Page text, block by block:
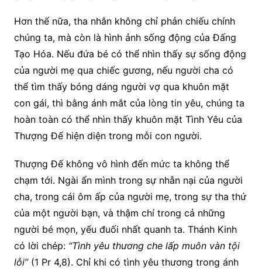
Hơn thế nữa, tha nhân không chỉ phản chiếu chính
chúng ta, mà còn là hình ảnh sống động của Đấng
Tạo Hóa. Nếu đứa bé có thể nhìn thấy sự sống động
của người mẹ qua chiếc gương, nếu người cha có
thể tìm thấy bóng dáng người vợ qua khuôn mặt
con gái, thì bằng ánh mắt của lòng tin yêu, chúng ta
hoàn toàn có thể nhìn thấy khuôn mặt Tình Yêu của
Thượng Đế hiện diện trong mỗi con người.
Thượng Đế không vô hình đến mức ta không thể
chạm tới. Ngài ẩn mình trong sự nhẫn nại của người
cha, trong cái ôm ấp của người mẹ, trong sự tha thứ
của một người bạn, và thậm chí trong cả những
người bé mọn, yếu đuối nhất quanh ta. Thánh Kinh
có lời chép: “Tình yêu thương che lấp muôn vàn tội
lỗi”(1 Pr 4,8). Chỉ khi có tình yêu thương trong ánh